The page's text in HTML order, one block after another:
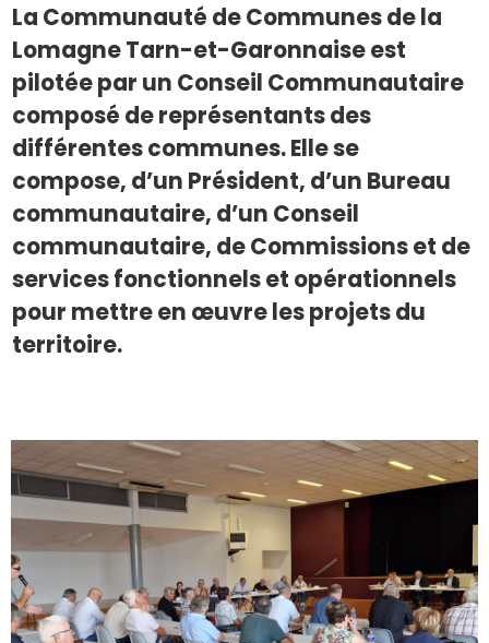
La Communauté de Communes de la
Lomagne Tarn-et-Garonnaise est
pilotée par un Conseil Communautaire
composé de représentants des
différentes communes. Elle se
compose, d’un Président, d’un Bureau
communautaire, d’un Conseil
communautaire, de Commissions et de
services fonctionnels et opérationnels
pour mettre en œuvre les projets du
territoire.